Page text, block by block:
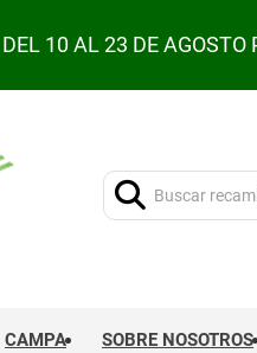
DEL 10 AL 23 DE AGOSTO
Buscar:
CAMPA SOBRE NOSOTROS